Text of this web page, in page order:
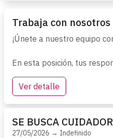
Trabaja con nosotros
¡Únete a nuestro equipo
En esta posición, tus
Ver detalle
SE BUSCA
27/05/2026 → Indefinido